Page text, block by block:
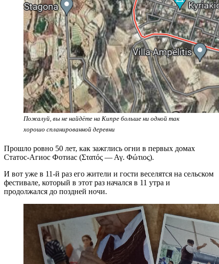
Пожалуй, вы не найдёте на Кипре больше ни одной так
хорошо спланированной деревни
Прошло ровно 50 лет, как зажглись огни в первых домах
Статос-Агиос Фотиас (Στατός — Αγ. Φώτιος).
И вот уже в 11-й раз его жители и гости веселятся на сельском
фестивале, который в этот раз начался в 11 утра и
продолжался до поздней ночи.